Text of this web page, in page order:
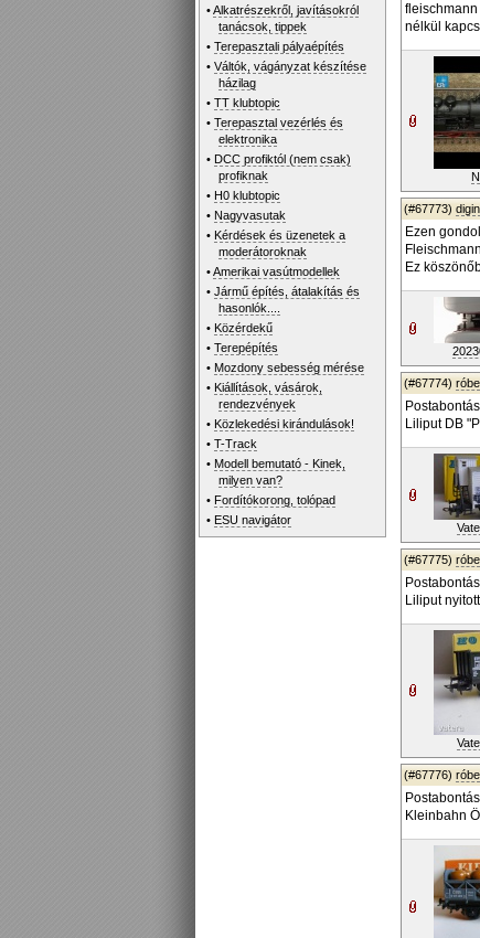
•Alkatrészekről, javításokról
tanácsok, tippek
•Terepasztali pályaépítés
•Váltók, vágányzat készítése
házilag
•TT klubtopic
•Terepasztal vezérlés és
elektronika
• DCC profiktól (nem csak)
profiknak
• H0 klubtopic
• Nagyvasutak
• Kérdések és üzenetek a
moderátoroknak
•Amerikai vasútmodellek
•Jármű építés, átalakítás és
hasonlók....
• Közérdekű
•Terepépítés
• Mozdony sebesség mérése
• Kiállítások, vásárok,
rendezvények
• Közlekedési kirándulások!
•T-Track
• Modell bemutató - Kinek,
milyen van?
• Fordítókorong, tolópad
• ESU navigátor
nélkül
(#67773)
Ezen
Ez
(#67774)
Liliput DB
(#67775)
Liliput
(#67776)
Kleinbahn